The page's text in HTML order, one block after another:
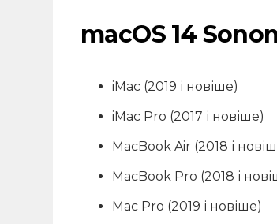
macOS 14
iMac (2019 і новіше)
iMac Pro (2017 і новіше)
MacBook Air (2018 і
MacBook Pro (2018 і
Mac Pro (2019 і новіше)